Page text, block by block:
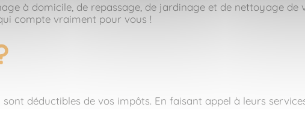
à domicile, de repassage, de jardinage et de nettoyage de
compte vraiment pour vous !
sont déductibles de vos impôts. En faisant appel à leurs